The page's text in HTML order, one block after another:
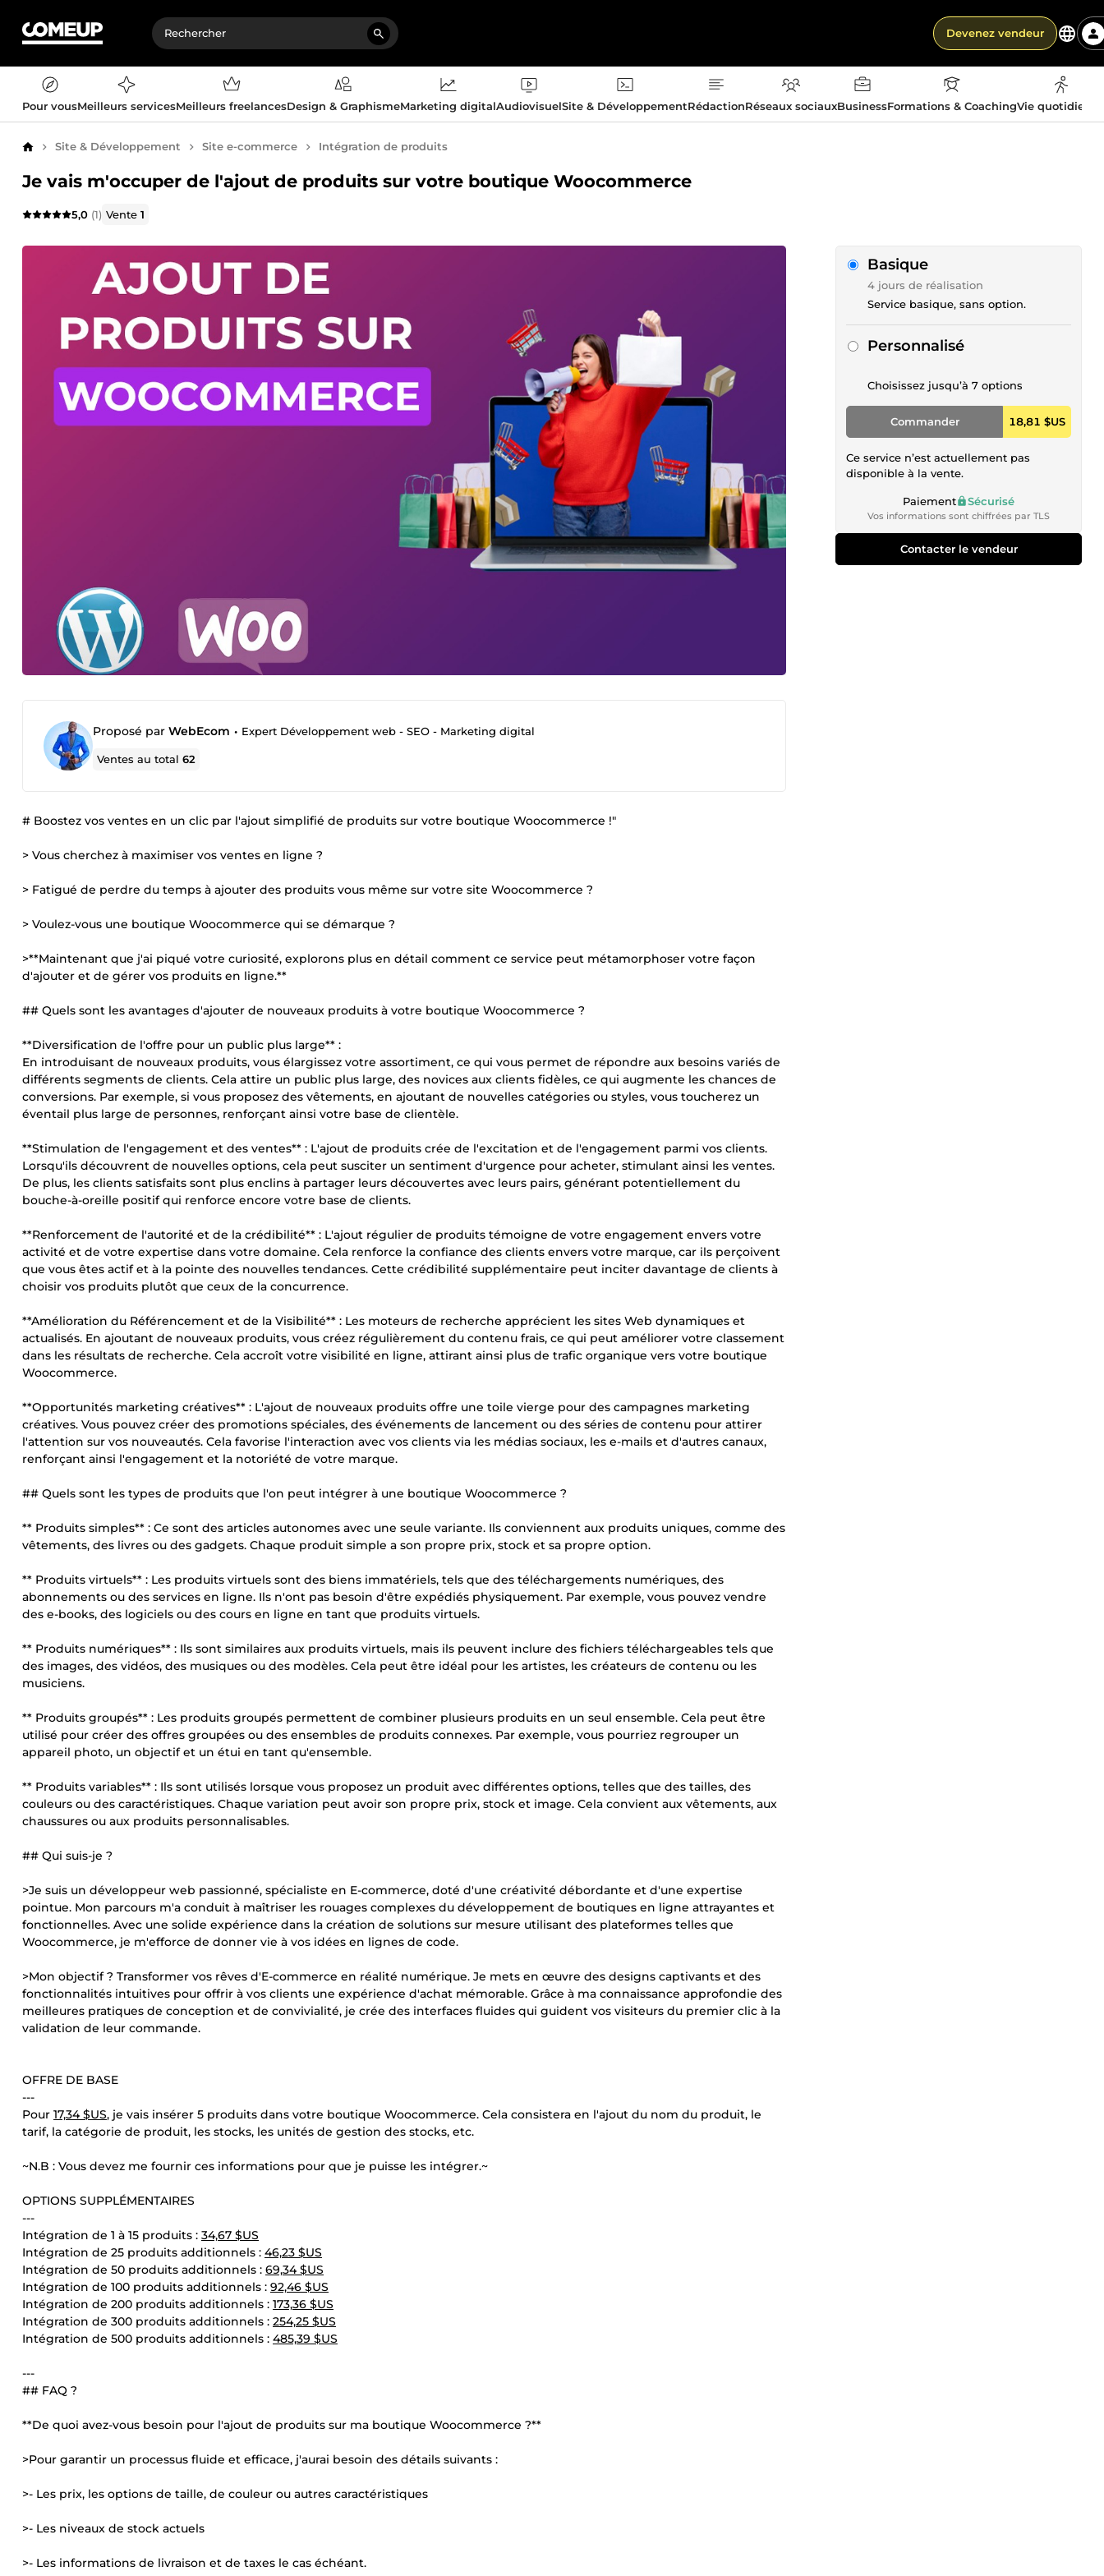
Devenez vendeur
Pour vousMeilleurs servicesMeilleurs freelancesDesign & GraphismeMarketing digitalAudiovisuelSite & DéveloppementRédactionRéseaux sociauxBusinessFormations & CoachingVie
AccueilSite & Développement Site e-commerce Intégration de produits
Je vais m'occuper de l'ajout de produits sur votre boutique Woocommerce
5,0 (1) Vente1
Proposé par WebEcom • Expert Développement web - SEO - Marketing digital
Ventes au total62
# Boostez vos ventes en un clic par l'ajout simplifié de produits sur votre boutique Woocommerce !"
> Vous cherchez à maximiser vos ventes en ligne ?
> Fatigué de perdre du temps à ajouter des produits vous même sur votre site Woocommerce ?
> Voulez-vous une boutique Woocommerce qui se démarque ?
>**Maintenant que j'ai piqué votre curiosité, explorons plus en détail comment ce service peut métamorphoser votre façon
d'ajouter et de gérer vos produits en ligne.**
## Quels sont les avantages d'ajouter de nouveaux produits à votre boutique Woocommerce ?
**Diversification de l'offre pour un public plus large** :
En introduisant de nouveaux produits, vous élargissez votre assortiment, ce qui vous permet de répondre aux besoins variés de
différents segments de clients. Cela attire un public plus large, des novices aux clients fidèles, ce qui augmente les chances de
conversions. Par exemple, si vous proposez des vêtements, en ajoutant de nouvelles catégories ou styles, vous toucherez un
éventail plus large de personnes, renforçant ainsi votre base de clientèle.
**Stimulation de l'engagement et des ventes** : L'ajout de produits crée de l'excitation et de l'engagement parmi vos clients.
Lorsqu'ils découvrent de nouvelles options, cela peut susciter un sentiment d'urgence pour acheter, stimulant ainsi les ventes.
De plus, les clients satisfaits sont plus enclins à partager leurs découvertes avec leurs pairs, générant potentiellement du
bouche-à-oreille positif qui renforce encore votre base de clients.
**Renforcement de l'autorité et de la crédibilité** : L'ajout régulier de produits témoigne de votre engagement envers votre
activité et de votre expertise dans votre domaine. Cela renforce la confiance des clients envers votre marque, car ils perçoivent
que vous êtes actif et à la pointe des nouvelles tendances. Cette crédibilité supplémentaire peut inciter davantage de clients à
choisir vos produits plutôt que ceux de la concurrence.
**Amélioration du Référencement et de la Visibilité** : Les moteurs de recherche apprécient les sites Web dynamiques et
actualisés. En ajoutant de nouveaux produits, vous créez régulièrement du contenu frais, ce qui peut améliorer votre classement
dans les résultats de recherche. Cela accroît votre visibilité en ligne, attirant ainsi plus de trafic organique vers votre boutique
Woocommerce.
**Opportunités marketing créatives** : L'ajout de nouveaux produits offre une toile vierge pour des campagnes marketing
créatives. Vous pouvez créer des promotions spéciales, des événements de lancement ou des séries de contenu pour attirer
l'attention sur vos nouveautés. Cela favorise l'interaction avec vos clients via les médias sociaux, les e-mails et d'autres canaux,
renforçant ainsi l'engagement et la notoriété de votre marque.
## Quels sont les types de produits que l'on peut intégrer à une boutique Woocommerce ?
** Produits simples** : Ce sont des articles autonomes avec une seule variante. Ils conviennent aux produits uniques, comme des
vêtements, des livres ou des gadgets. Chaque produit simple a son propre prix, stock et sa propre option.
** Produits virtuels** : Les produits virtuels sont des biens immatériels, tels que des téléchargements numériques, des
abonnements ou des services en ligne. Ils n'ont pas besoin d'être expédiés physiquement. Par exemple, vous pouvez vendre
des e-books, des logiciels ou des cours en ligne en tant que produits virtuels.
** Produits numériques** : Ils sont similaires aux produits virtuels, mais ils peuvent inclure des fichiers téléchargeables tels que
des images, des vidéos, des musiques ou des modèles. Cela peut être idéal pour les artistes, les créateurs de contenu ou les
musiciens.
** Produits groupés** : Les produits groupés permettent de combiner plusieurs produits en un seul ensemble. Cela peut être
utilisé pour créer des offres groupées ou des ensembles de produits connexes. Par exemple, vous pourriez regrouper un
appareil photo, un objectif et un étui en tant qu'ensemble.
** Produits variables** : Ils sont utilisés lorsque vous proposez un produit avec différentes options, telles que des tailles, des
couleurs ou des caractéristiques. Chaque variation peut avoir son propre prix, stock et image. Cela convient aux vêtements, aux
chaussures ou aux produits personnalisables.
## Qui suis-je ?
>Je suis un développeur web passionné, spécialiste en E-commerce, doté d'une créativité débordante et d'une expertise
pointue. Mon parcours m'a conduit à maîtriser les rouages complexes du développement de boutiques en ligne attrayantes et
fonctionnelles. Avec une solide expérience dans la création de solutions sur mesure utilisant des plateformes telles que
Woocommerce, je m'efforce de donner vie à vos idées en lignes de code.
>Mon objectif ? Transformer vos rêves d'E-commerce en réalité numérique. Je mets en œuvre des designs captivants et des
fonctionnalités intuitives pour offrir à vos clients une expérience d'achat mémorable. Grâce à ma connaissance approfondie des
meilleures pratiques de conception et de convivialité, je crée des interfaces fluides qui guident vos visiteurs du premier clic à la
validation de leur commande.
OFFRE DE BASE
---
Pour 17,34 $US, je vais insérer 5 produits dans votre boutique Woocommerce. Cela consistera en l'ajout du nom du produit, le
tarif, la catégorie de produit, les stocks, les unités de gestion des stocks, etc.
~N.B : Vous devez me fournir ces informations pour que je puisse les intégrer.~
OPTIONS SUPPLÉMENTAIRES
---
Intégration de 1 à 15 produits : 34,67 $US
Intégration de 25 produits additionnels : 46,23 $US
Intégration de 50 produits additionnels : 69,34 $US
Intégration de 100 produits additionnels : 92,46 $US
Intégration de 200 produits additionnels : 173,36 $US
Intégration de 300 produits additionnels : 254,25 $US
Intégration de 500 produits additionnels : 485,39 $US
---
## FAQ ?
**De quoi avez-vous besoin pour l'ajout de produits sur ma boutique Woocommerce ?**
>Pour garantir un processus fluide et efficace, j'aurai besoin des détails suivants :
>- Les prix, les options de taille, de couleur ou autres caractéristiques
>- Les niveaux de stock actuels
>- Les informations de livraison et de taxes le cas échéant.
Basique
4 jours de réalisation
Service basique, sans option.
Personnalisé
Choisissez jusqu’à 7 options
Commander 18,81 $US
Ce service n’est actuellement pas
disponible à la vente.
Paiement Sécurisé
Vos informations sont chiffrées par TLS
Contacter le vendeur